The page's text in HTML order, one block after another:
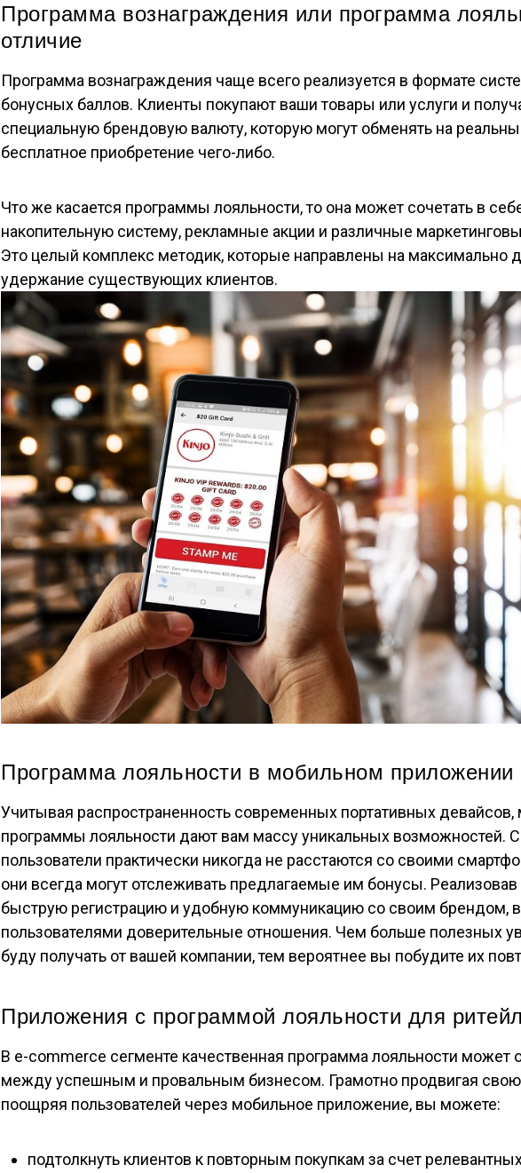
Программа вознаграждения или программа
отличие
Программа вознаграждения чаще всего реализуется в формате
бонусных баллов. Клиенты покупают ваши товары или услуги и
специальную брендовую валюту, которую могут обменять на
бесплатное приобретение чего-либо.
Что же касается программы лояльности, то она может сочетать в
накопительную систему, рекламные акции и различные
Это целый комплекс методик, которые направлены на максимально
удержание существующих клиентов.
Программа лояльности в мобильном приложении
Учитывая распространенность современных портативных
программы лояльности дают вам массу уникальных возможностей.
пользователи практически никогда не расстаются со своими
они всегда могут отслеживать предлагаемые им бонусы.
быструю регистрацию и удобную коммуникацию со своим брендом,
пользователями доверительные отношения. Чем больше полезных
буду получать от вашей компании, тем вероятнее вы побудите их
Приложения с программой лояльности для
В e-commerce сегменте качественная программа лояльности может
между успешным и провальным бизнесом. Грамотно продвигая
поощряя пользователей через мобильное приложение, вы можете:
подтолкнуть клиентов к повторным покупкам за счет